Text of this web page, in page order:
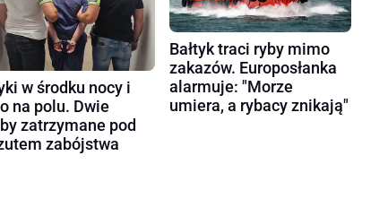
w środku nocy i
na polu. Dwie
zatrzymane pod
zabójstwa
Bałtyk traci ryby mimo
zakazów. Europosłanka
alarmuje: "Morze
umiera, a rybacy znikają"